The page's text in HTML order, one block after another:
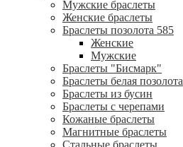
Мужские браслеты
Женские браслеты
Браслеты позолота 585
Женские
Мужские
Браслеты "Бисмарк"
Браслеты белая позолота
Браслеты из бусин
Браслеты с черепами
Кожаные браслеты
Магнитные браслеты
Стальные браслеты